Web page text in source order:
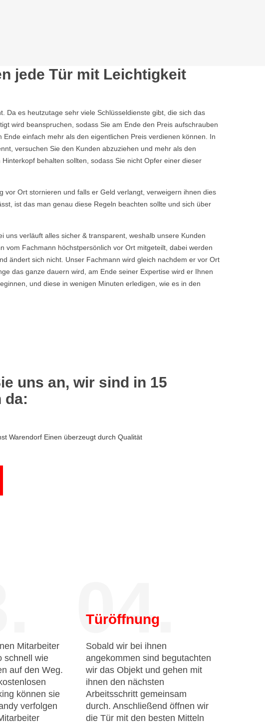
jede Tür mit Leichtigkeit
Da es heutzutage sehr viele Schlüsseldienste gibt, die sich das
wird beanspruchen, sodass Sie am Ende den Preis aufschrauben
einfach mehr als den eigentlichen Preis verdienen können. In
versuchen Sie den Kunden abzuziehen und mehr als den
behalten sollten, sodass Sie nicht Opfer einer dieser
vor Ort stornieren und falls er Geld verlangt, verweigern ihnen dies
ist das man genau diese Regeln beachten sollte und sich über
verläuft alles sicher & transparent, weshalb unsere Kunden
vom Fachmann höchstpersönlich vor Ort mitgeteilt, dabei werden
ändert sich nicht. Unser Fachmann wird gleich nachdem er vor Ort
das ganze dauern wird, am Ende seiner Expertise wird er Ihnen
und diese in wenigen Minuten erledigen, wie es in den
uns an, wir sind in 15
da:
Warendorf Einen überzeugt durch Qualität
Mitarbeiter
schnell wie
auf den Weg.
können sie
verfolgen
04.
Türöffnung
Sobald wir bei ihnen
angekommen sind begutachten
wir das Objekt und gehen mit
ihnen den nächsten
Arbeitsschritt gemeinsam
durch. Anschließend öffnen wir
die Tür mit den besten Mitteln